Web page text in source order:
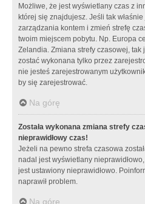
Możliwe, że jest wyświetlany czas z
której się znajdujesz. Jeśli tak
zarządzania kontem i zmień strefę
twoim miejscem pobytu. Np. Europa
Zelandia. Zmiana strefy czasowej,
zostać wykonana tylko przez
nie jesteś zarejestrowanym
by się zarejestrować.
Na górę
Została wykonana zmiana strefy
nieprawidłowy czas!
Jeżeli na pewno strefa czasowa
nadal jest wyświetlany
jest ustawiony nieprawidłowo.
naprawił problem.
Na górę